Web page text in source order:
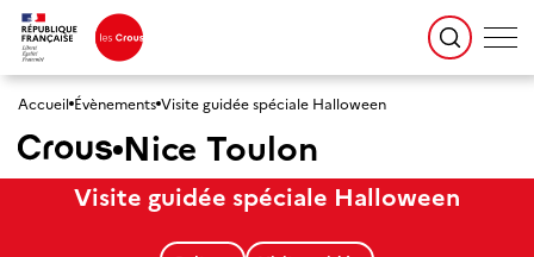
Accueil Évènements Visite guidée spéciale Halloween
Nice Toulon
Visite guidée spéciale Halloween